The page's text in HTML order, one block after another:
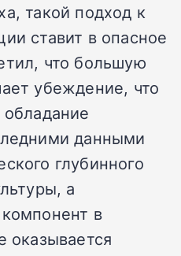
такой подход к
ставит в опасное
что большую
убеждение, что
данными
глубинного
а
в
оказывается